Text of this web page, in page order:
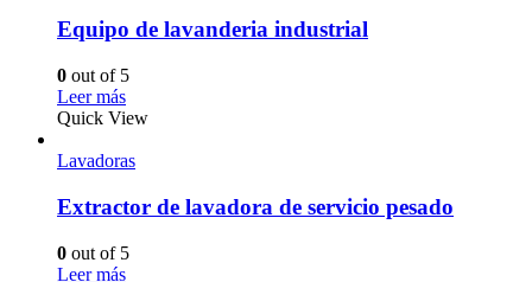
Equipo de lavanderia industrial
0 out of 5
Leer más
Quick View
Lavadoras
Extractor de lavadora de servicio pesado
0 out of 5
Leer más